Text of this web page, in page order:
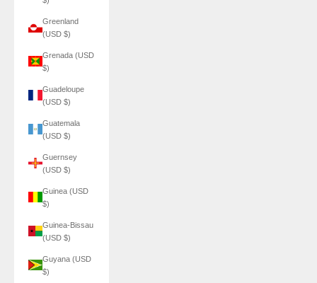
Greenland
(USD $)
Grenada (USD
$)
Guadeloupe
(USD $)
Guatemala
(USD $)
Guernsey
(USD $)
Guinea (USD
$)
Guinea-Bissau
(USD $)
Guyana (USD
$)